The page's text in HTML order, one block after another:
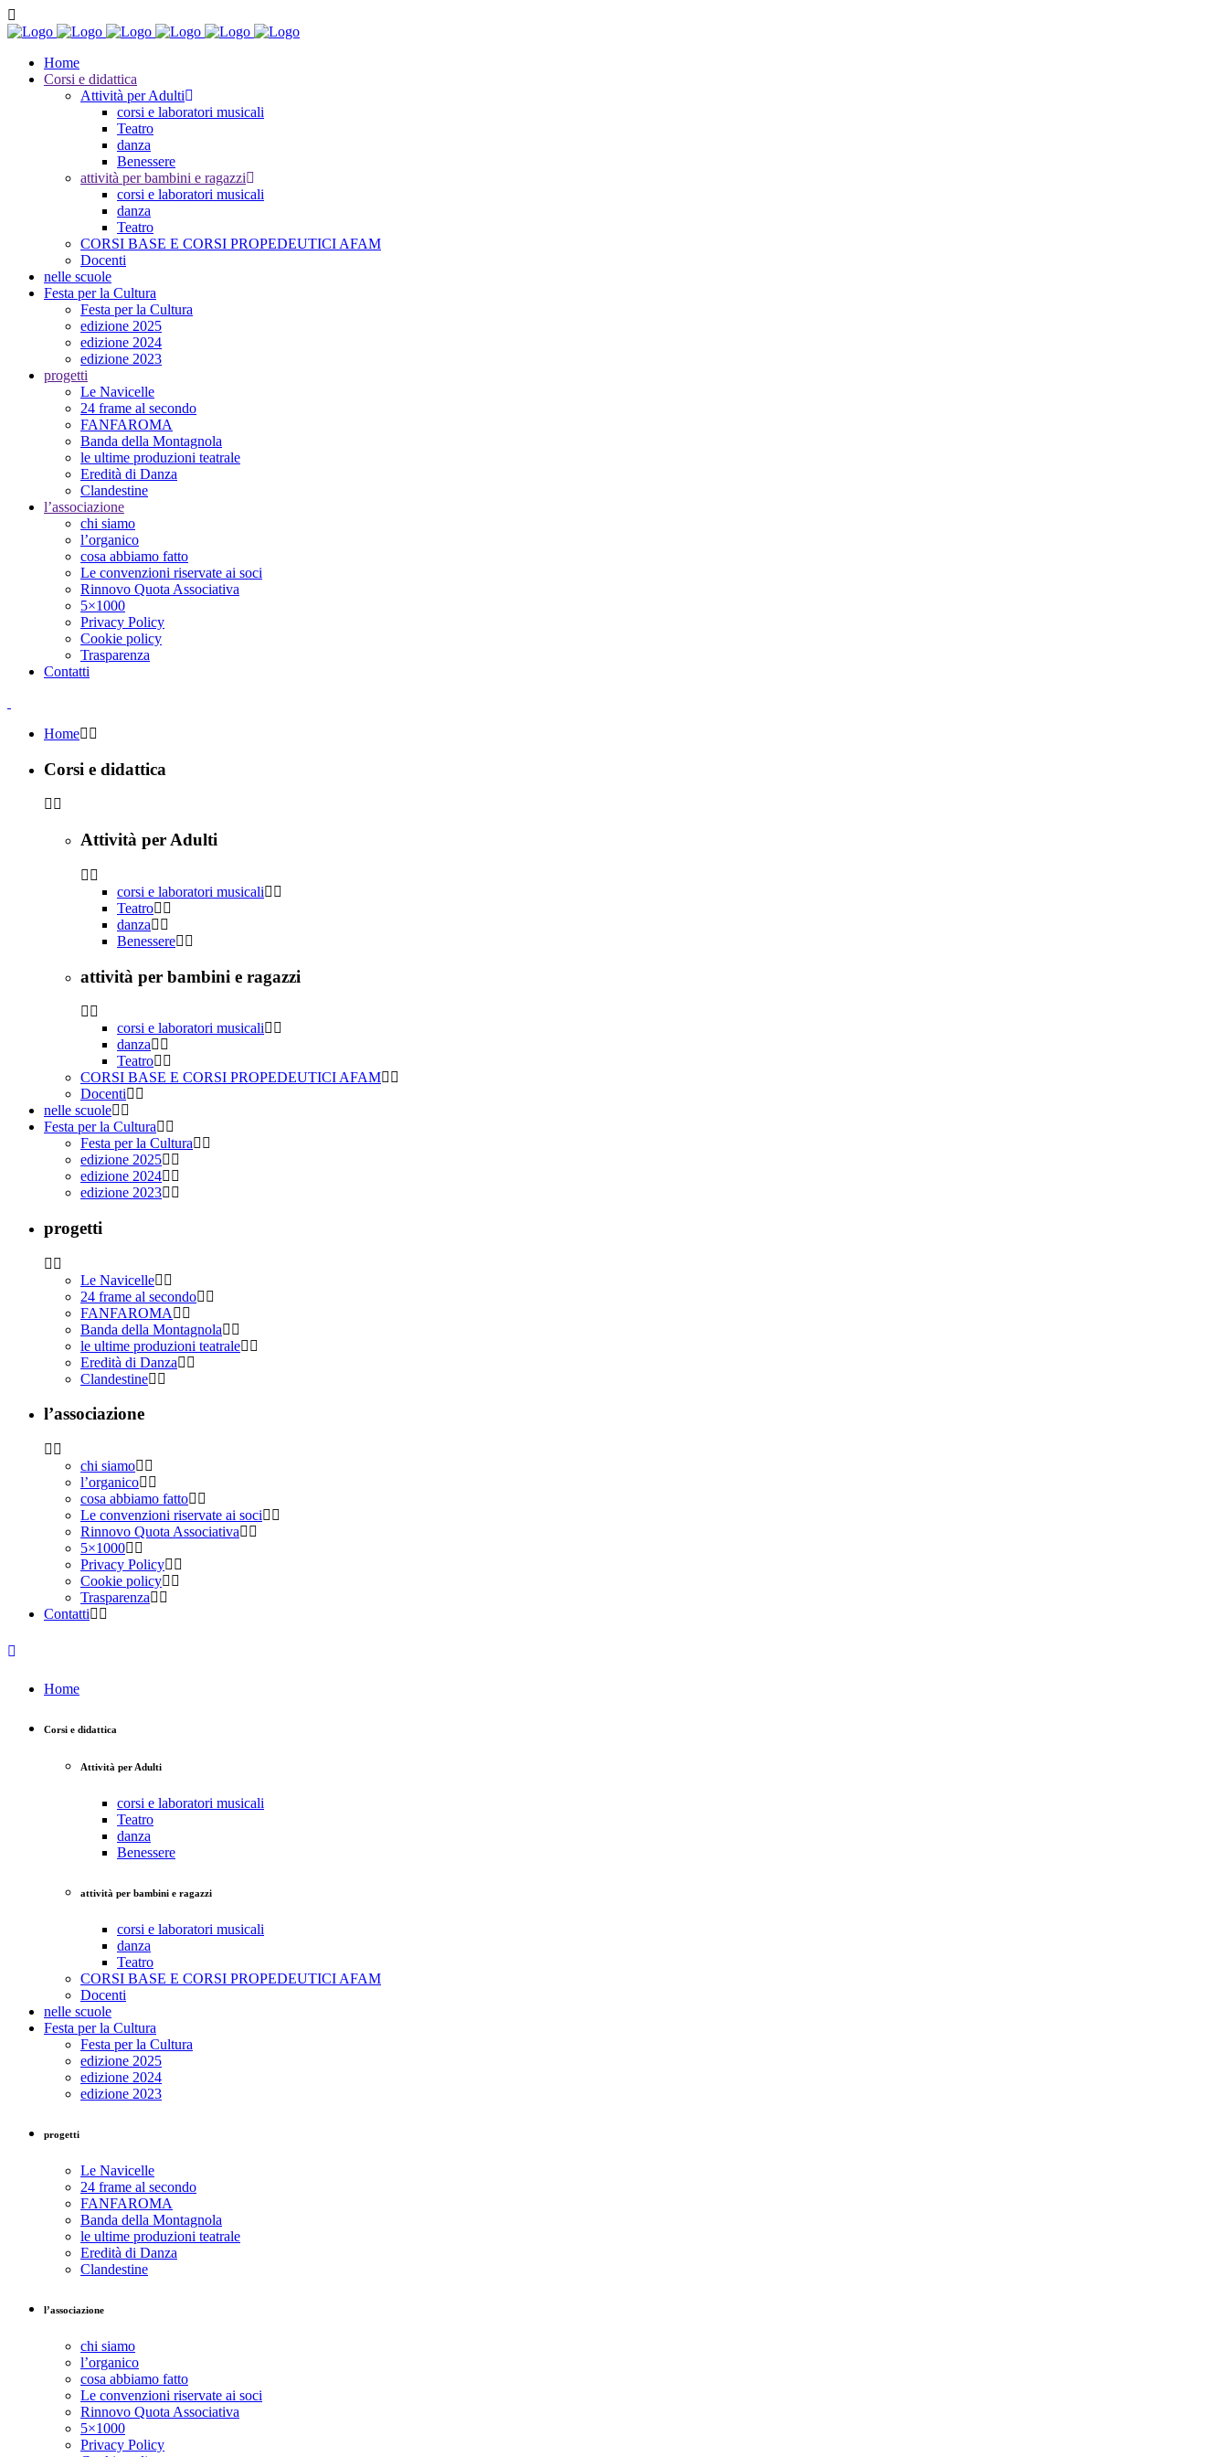
Home
Corsi e didattica
Attività per Adulti
corsi e laboratori musicali
Teatro
danza
Benessere
attività per bambini e ragazzi
corsi e laboratori musicali
danza
Teatro
CORSI BASE E CORSI PROPEDEUTICI AFAM
Docenti
nelle scuole
Festa per la Cultura
Festa per la Cultura
edizione 2025
edizione 2024
edizione 2023
progetti
Le Navicelle
24 frame al secondo
FANFAROMA
Banda della Montagnola
le ultime produzioni teatrale
Eredità di Danza
Clandestine
l’associazione
chi siamo
l’organico
cosa abbiamo fatto
Le convenzioni riservate ai soci
Rinnovo Quota Associativa
5×1000
Privacy Policy
Cookie policy
Trasparenza
Contatti
Home
Corsi e didattica
Attività per Adulti
corsi e laboratori musicali
Teatro
danza
Benessere
attività per bambini e ragazzi
corsi e laboratori musicali
danza
Teatro
CORSI BASE E CORSI PROPEDEUTICI AFAM
Docenti
nelle scuole
Festa per la Cultura
Festa per la Cultura
edizione 2025
edizione 2024
edizione 2023
progetti
Le Navicelle
24 frame al secondo
FANFAROMA
Banda della Montagnola
le ultime produzioni teatrale
Eredità di Danza
Clandestine
l’associazione
chi siamo
l’organico
cosa abbiamo fatto
Le convenzioni riservate ai soci
Rinnovo Quota Associativa
5×1000
Privacy Policy
Cookie policy
Trasparenza
Contatti
Home
Corsi e didattica
Attività per Adulti
corsi e laboratori musicali
Teatro
danza
Benessere
attività per bambini e ragazzi
corsi e laboratori musicali
danza
Teatro
CORSI BASE E CORSI PROPEDEUTICI AFAM
Docenti
nelle scuole
Festa per la Cultura
Festa per la Cultura
edizione 2025
edizione 2024
edizione 2023
progetti
Le Navicelle
24 frame al secondo
FANFAROMA
Banda della Montagnola
le ultime produzioni teatrale
Eredità di Danza
Clandestine
l’associazione
chi siamo
l’organico
cosa abbiamo fatto
Le convenzioni riservate ai soci
Rinnovo Quota Associativa
5×1000
Privacy Policy